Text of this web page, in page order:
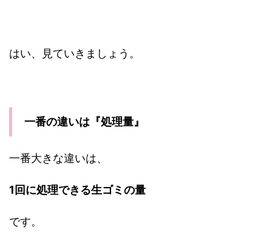
はい、見ていきましょう。
一番の違いは『処理量』
一番大きな違いは、
1回に処理できる生ゴミの量
です。